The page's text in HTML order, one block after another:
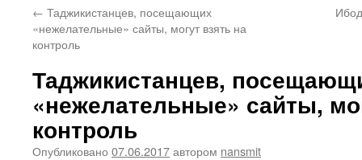
← Таджикистанцев, посещающих
«нежелательные» сайты, могут взять на
контроль
Таджикистанцев,
«нежелательные» сайты,
контроль
Опубликовано 07.06.2017автором nansmit